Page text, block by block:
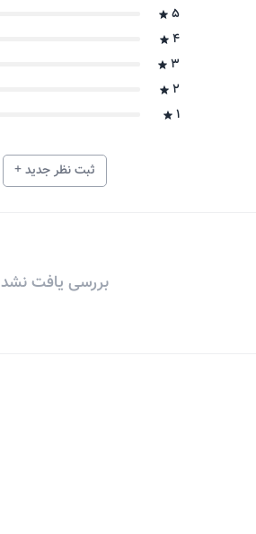
5
4
3
2
1
ثبت نظر جدید +
بررسی یافت نشد